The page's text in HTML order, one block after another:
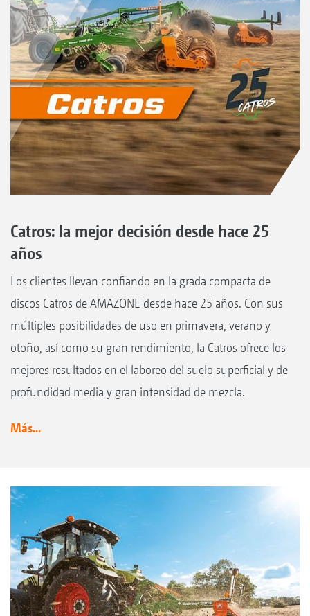
Catros: la mejor decisión desde hace 25
años
Los clientes llevan confiando en la grada compacta de
discos Catros de AMAZONE desde hace 25 años. Con sus
múltiples posibilidades de uso en primavera, verano y
otoño, así como su gran rendimiento, la Catros ofrece los
mejores resultados en el laboreo del suelo superficial y de
profundidad media y gran intensidad de mezcla.
Más...